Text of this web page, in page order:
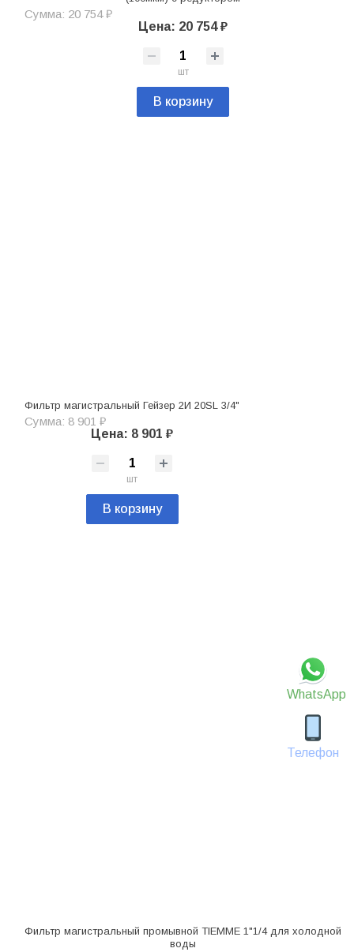
WhatsApp
Телефон
Сумма: 20 754 ₽
Цена: 20 754 ₽
шт
В корзину
Фильтр магистральный Гейзер 2И 20SL 3/4"
Сумма: 8 901 ₽
Цена: 8 901 ₽
шт
В корзину
Фильтр магистральный промывной TIEMME 1"1/4 для холодной
воды